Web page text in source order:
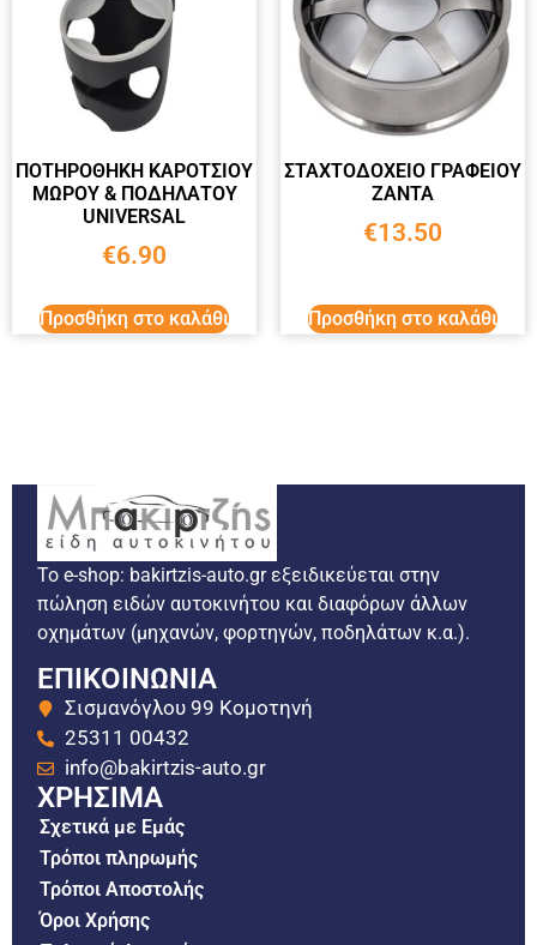
ΠΟΤΗΡΟΘΗΚΗ ΚΑΡΟΤΣΙΟΥ
ΜΩΡΟΥ & ΠΟΔΗΛΑΤΟΥ
UNIVERSAL
€6.90
Προσθήκη στο καλάθι
ΣΤΑΧΤΟΔΟΧΕΙΟ ΓΡΑΦΕΙΟΥ
ΖΑΝΤΑ
€13.50
Προσθήκη στο καλάθι
Το e-shop: bakirtzis-auto.gr εξειδικεύεται στην
πώληση ειδών αυτοκινήτου και διαφόρων άλλων
οχημάτων (μηχανών, φορτηγών, ποδηλάτων κ.α.).
ΕΠΙΚΟΙΝΩΝΙΑ
Σισμανόγλου 99 Κομοτηνή
25311 00432
info@bakirtzis-auto.gr
ΧΡΗΣΙΜΑ
Σχετικά με Εμάς
Τρόποι πληρωμής
Τρόποι Αποστολής
Όροι Χρήσης